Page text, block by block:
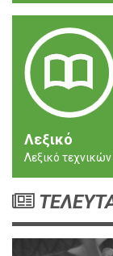
Λεξικό
Λεξικό